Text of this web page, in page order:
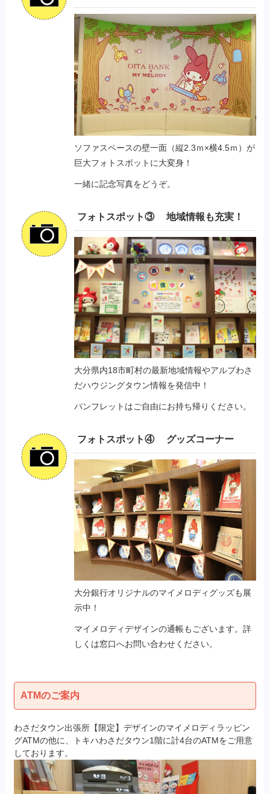
ソファスペースの壁一面（縦2.3ｍ×横4.5ｍ）が
巨大フォトスポットに大変身！
一緒に記念写真をどうぞ。
フォトスポット③ 地域情報も充実！
大分県内18市町村の最新地域情報やアルプわさ
だハウジングタウン情報を発信中！
パンフレットはご自由にお持ち帰りください。
フォトスポット④ グッズコーナー
大分銀行オリジナルのマイメロディグッズも展
示中！
マイメロディデザインの通帳もございます。詳
しくは窓口へお問い合わせください。
ATMのご案内
わさだタウン出張所【限定】デザインのマイメロディラッピン
グATMの他に、トキハわさだタウン1階に計4台のATMをご用意
しております。